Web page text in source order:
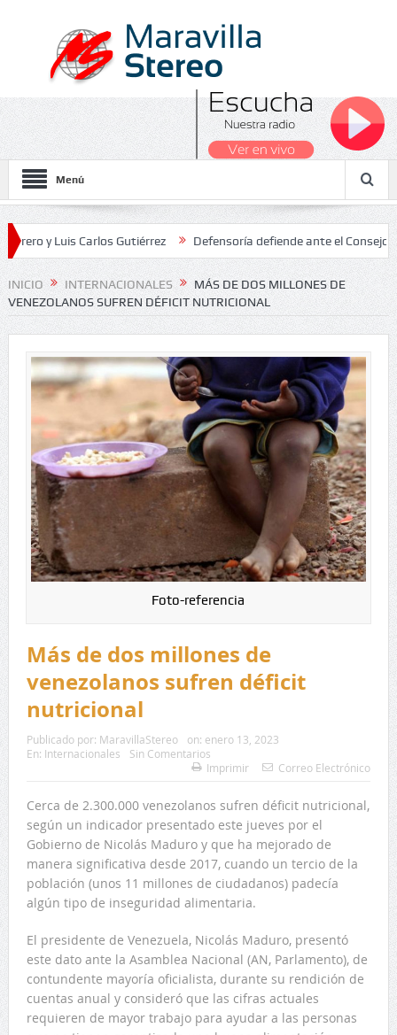
Menú
Carlos Gutiérrez Defensoría defiende ante el Consejo de
Nacionales 2026
INICIO INTERNACIONALES
MÁS DE DOS MILLONES DE
VENEZOLANOS SUFREN DÉFICIT NUTRICIONAL
Foto-referencia
Más de dos millones de
venezolanos sufren déficit
nutricional
Publicado por: MaravillaStereo on: enero 13, 2023
En: Internacionales
Sin Comentarios
Imprimir
Correo Electrónico
Cerca de 2.300.000 venezolanos sufren déficit nutricional,
según un indicador presentado este jueves por el
Gobierno de Nicolás Maduro y que ha mejorado de
manera significativa desde 2017, cuando un tercio de la
población (unos 11 millones de ciudadanos) padecía
algún tipo de inseguridad alimentaria.
El presidente de Venezuela, Nicolás Maduro, presentó
este dato ante la Asamblea Nacional (AN, Parlamento), de
contundente mayoría oficialista, durante su rendición de
cuentas anual y consideró que las cifras actuales
requieren de mayor trabajo para ayudar a las personas